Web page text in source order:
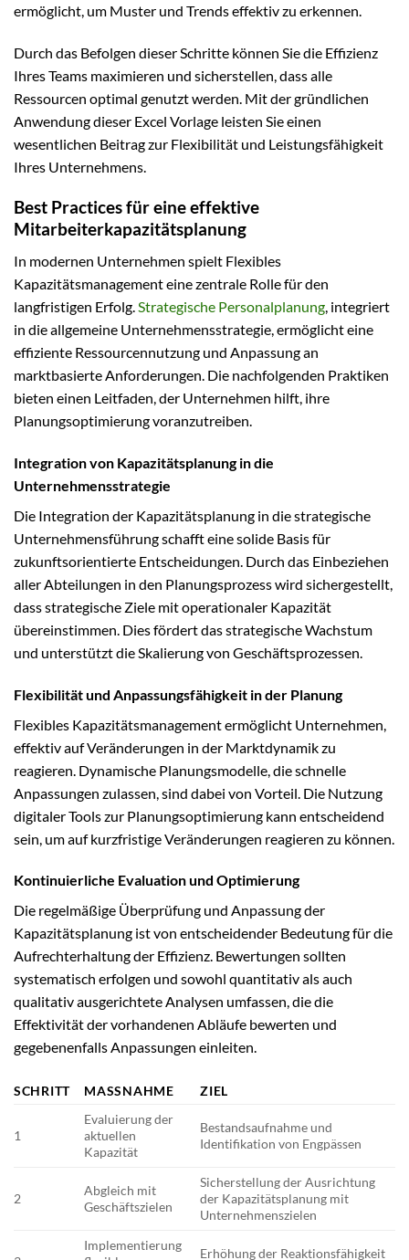
ermöglicht, um Muster und Trends effektiv zu erkennen.
Durch das Befolgen dieser Schritte können Sie die Effizienz
Ihres Teams maximieren und sicherstellen, dass alle
Ressourcen optimal genutzt werden. Mit der gründlichen
Anwendung dieser Excel Vorlage leisten Sie einen
wesentlichen Beitrag zur Flexibilität und Leistungsfähigkeit
Ihres Unternehmens.
Best Practices für eine effektive
Mitarbeiterkapazitätsplanung
In modernen Unternehmen spielt Flexibles
Kapazitätsmanagement eine zentrale Rolle für den
langfristigen Erfolg.Strategische Personalplanung, integriert
in die allgemeine Unternehmensstrategie, ermöglicht eine
effiziente Ressourcennutzung und Anpassung an
marktbasierte Anforderungen. Die nachfolgenden Praktiken
bieten einen Leitfaden, der Unternehmen hilft, ihre
Planungsoptimierung voranzutreiben.
Integration von Kapazitätsplanung in die
Unternehmensstrategie
Die Integration der Kapazitätsplanung in die strategische
Unternehmensführung schafft eine solide Basis für
zukunftsorientierte Entscheidungen. Durch das Einbeziehen
aller Abteilungen in den Planungsprozess wird sichergestellt,
dass strategische Ziele mit operationaler Kapazität
übereinstimmen. Dies fördert das strategische Wachstum
und unterstützt die Skalierung von Geschäftsprozessen.
Flexibilität und Anpassungsfähigkeit in der Planung
Flexibles Kapazitätsmanagement ermöglicht Unternehmen,
effektiv auf Veränderungen in der Marktdynamik zu
reagieren. Dynamische Planungsmodelle, die schnelle
Anpassungen zulassen, sind dabei von Vorteil. Die Nutzung
digitaler Tools zur Planungsoptimierung kann entscheidend
sein, um auf kurzfristige Veränderungen reagieren zu können.
Kontinuierliche Evaluation und Optimierung
Die regelmäßige Überprüfung und Anpassung der
Kapazitätsplanung ist von entscheidender Bedeutung für die
Aufrechterhaltung der Effizienz. Bewertungen sollten
systematisch erfolgen und sowohl quantitativ als auch
qualitativ ausgerichtete Analysen umfassen, die die
Effektivität der vorhandenen Abläufe bewerten und
gegebenenfalls Anpassungen einleiten.
SCHRITT MASSNAHME ZIEL
1
Evaluierung der
aktuellen
Kapazität
Bestandsaufnahme und
Identifikation von Engpässen
2
Abgleich mit
Geschäftszielen
Sicherstellung der Ausrichtung
der Kapazitätsplanung mit
Unternehmenszielen
Implementierung
Erhöhung der Reaktionsfähigkeit